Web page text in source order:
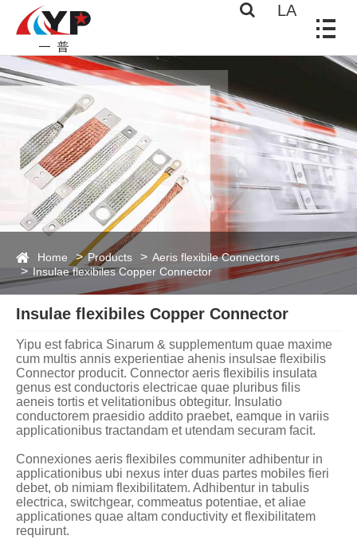
LA
Home Products
Aeris flexibile Connectors
Insulae flexibiles Copper Connector
Insulae flexibiles Copper Connector
Yipu est fabrica Sinarum & supplementum quae maxime
cum multis annis experientiae ahenis insulsae flexibilis
Connector producit. Connector aeris flexibilis insulata
genus est conductoris electricae quae pluribus filis
aeneis tortis et velitationibus obtegitur. Insulatio
conductorem praesidio addito praebet, eamque in variis
applicationibus tractandam et utendam securam facit.
Connexiones aeris flexibiles communiter adhibentur in
applicationibus ubi nexus inter duas partes mobiles fieri
debet, ob nimiam flexibilitatem. Adhibentur in tabulis
electrica, switchgear, commeatus potentiae, et aliae
applicationes quae altam conductivity et flexibilitatem
requirunt.